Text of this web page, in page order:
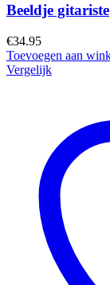
Beeldje gitariste
€34.95
Toevoegen aan
Vergelijk